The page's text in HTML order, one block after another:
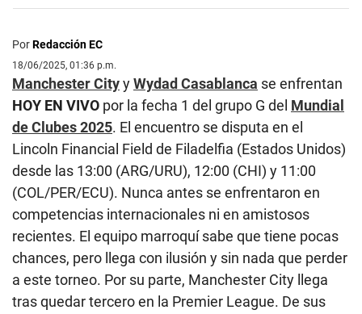
PorRedacción EC
18/06/2025, 01:36 p.m.
Manchester CityyWydad Casablanca se enfrentan
HOY EN VIVO por la fecha 1 del grupo G del Mundial
de Clubes 2025. El encuentro se disputa en el
Lincoln Financial Field de Filadelfia (Estados Unidos)
desde las 13:00 (ARG/URU), 12:00 (CHI) y 11:00
(COL/PER/ECU). Nunca antes se enfrentaron en
competencias internacionales ni en amistosos
recientes. El equipo marroquí sabe que tiene pocas
chances, pero llega con ilusión y sin nada que perder
a este torneo. Por su parte, Manchester City llega
tras quedar tercero en la Premier League. De sus